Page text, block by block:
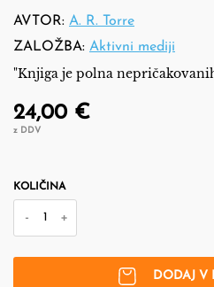
AVTOR: A. R. Torre
ZALOŽBA: Aktivni mediji
"Knjiga je polna
24,00 €
z DDV
KOLIČINA
- +
DODAJ V